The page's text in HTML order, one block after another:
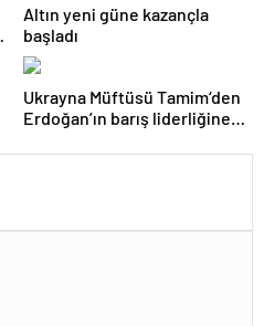
Altın yeni güne kazançla
başladı
Ukrayna Müftüsü Tamim‘den
Erdoğan’ın barış liderliğine